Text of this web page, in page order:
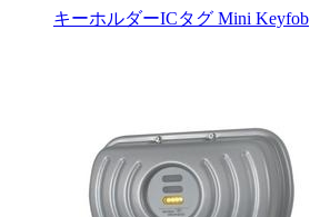
キーホルダーICタグ Mini Keyfob